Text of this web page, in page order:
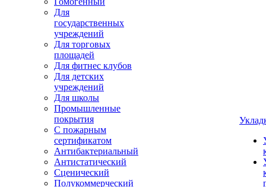
Для
государственных
учреждений
Для торговых
площадей
Для фитнес клубов
Для детских
учреждений
Для школы
Промышленные
покрытия
С пожарным
сертификатом
Антибактериальный
Антистатический
Сценический
Полукоммерческий